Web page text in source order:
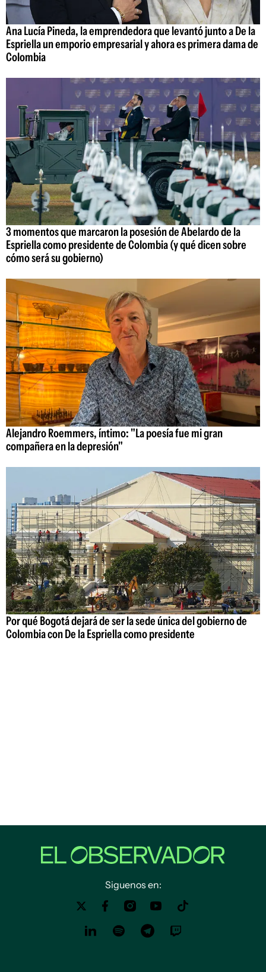
Ana Lucía Pineda, la emprendedora que levantó junto a De la
Espriella un emporio empresarial y ahora es primera dama de
Colombia
3 momentos que marcaron la posesión de Abelardo de la
Espriella como presidente de Colombia (y qué dicen sobre
cómo será su gobierno)
Alejandro Roemmers, íntimo: "La poesía fue mi gran
compañera en la depresión"
Por qué Bogotá dejará de ser la sede única del gobierno de
Colombia con De la Espriella como presidente
Siguenos en: